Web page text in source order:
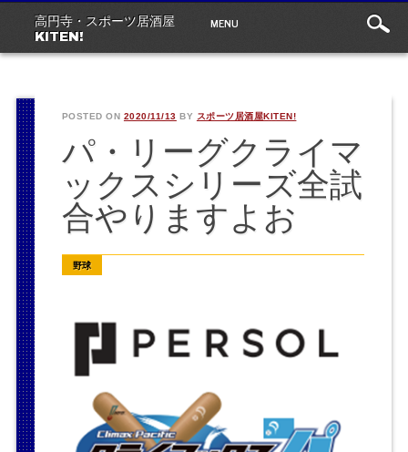
高円寺・スポーツ居酒屋
KITEN!
Main
MENU
POSTED ON 2020/11/13 BY スポーツ居酒屋KITEN!
パ・リーグクライマ
ックスシリーズ全試
合やりますよお
野球